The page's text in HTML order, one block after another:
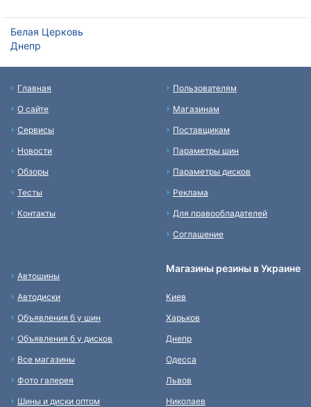
Белая Церковь
Днепр
Главная
О сайте
Сервисы
Новости
Обзоры
Тесты
Контакты
Пользователям
Магазинам
Поставщикам
Параметры шин
Параметры дисков
Реклама
Для правообладателей
Соглашение
Автошины
Автодиски
Объявления б у шин
Объявления б у дисков
Все магазины
Фото галерея
Шины и диски оптом
Магазины резины в Украине
Киев
Харьков
Днепр
Одесса
Львов
Николаев